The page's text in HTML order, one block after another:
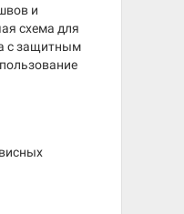
и
схема для
с защитным